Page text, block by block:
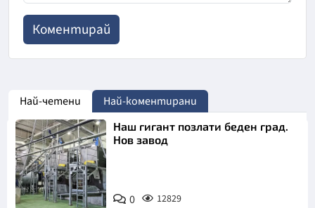
Най-четени Най-коментирани
Наш гигант позлати беден град.
Нов завод
0 12829